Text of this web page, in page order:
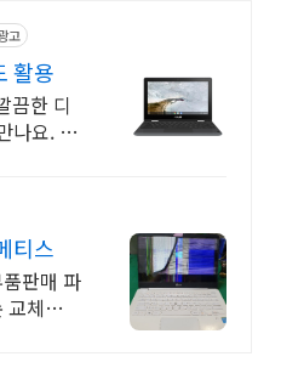
고
활용
끔한 디
나요. 플
티스
판매 파
체수리